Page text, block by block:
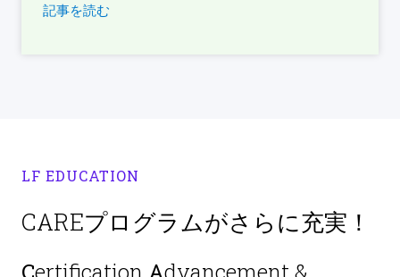
記事を読む
LF EDUCATION
CAREプログラムがさらに充実！